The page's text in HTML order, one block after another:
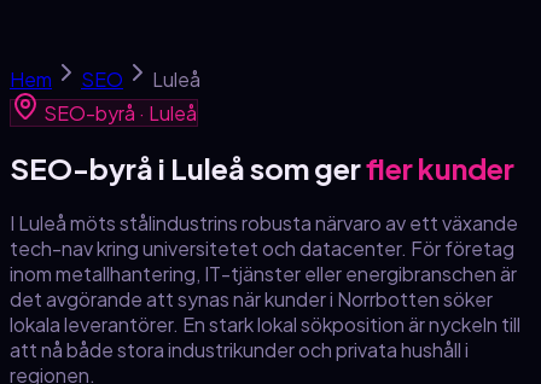
Hem SEO
Luleå
SEO-byrå · Luleå
SEO-byrå i Luleåsom gerfler kunder
I Luleå möts stålindustrins robusta närvaro av ett växande
tech-nav kring universitetet och datacenter. För företag
inom metallhantering, IT-tjänster eller energibranschen är
det avgörande att synas när kunder i Norrbotten söker
lokala leverantörer. En stark lokal sökposition är nyckeln till
att nå både stora industrikunder och privata hushåll i
regionen.